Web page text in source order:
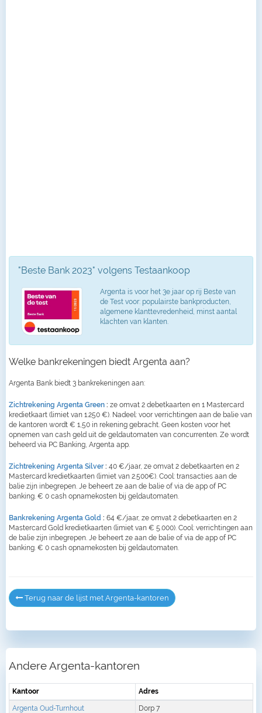
"Beste Bank 2023" volgens Testaankoop
Argenta is voor het 3e jaar op rij Beste van
de Test voor: populairste bankproducten,
algemene klanttevredenheid, minst aantal
klachten van klanten.
Welke bankrekeningen biedt Argenta aan?
Argenta Bank biedt 3 bankrekeningen aan:
Zichtrekening Argenta Green : ze omvat 2 debetkaarten en 1 Mastercard
kredietkaart (limiet van 1.250 €). Nadeel: voor verrichtingen aan de balie van
de kantoren wordt € 1,50 in rekening gebracht. Geen kosten voor het
opnemen van cash geld uit de geldautomaten van concurrenten. Ze wordt
beheerd via PC Banking, Argenta app.
Zichtrekening Argenta Silver: 40 €/jaar, ze omvat 2 debetkaarten en 2
Mastercard kredietkaarten (limiet van 2.500€). Cool: transacties aan de
balie zijn inbegrepen. Je beheert ze aan de balie of via de app of PC
banking. € 0 cash opnamekosten bij geldautomaten.
Bankrekening Argenta Gold : 64 €/jaar, ze omvat 2 debetkaarten en 2
Mastercard Gold kredietkaarten (limiet van € 5.000). Cool: verrichtingen aan
de balie zijn inbegrepen. Je beheert ze aan de balie of via de app of PC
banking. € 0 cash opnamekosten bij geldautomaten.
Terug naar de lijst met Argenta-kantoren
Andere Argenta-kantoren
Kantoor Adres
Argenta Oud-Turnhout
Dorp 7